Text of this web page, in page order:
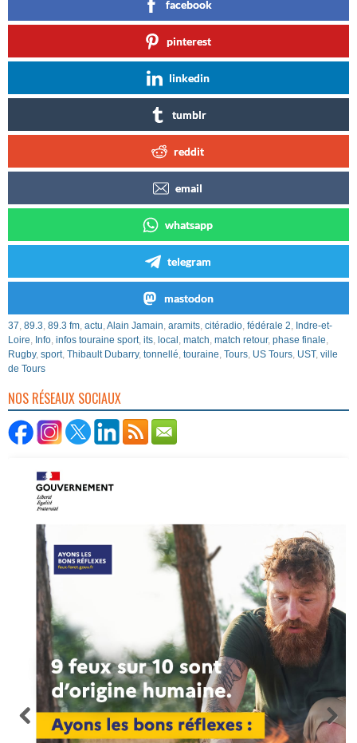
facebook
pinterest
linkedin
tumblr
reddit
email
whatsapp
telegram
mastodon
37, 89.3, 89.3 fm, actu,Alain Jamain, aramits, citéradio, fédérale 2, Indre-et-
Loire, Info, infos touraine sport, its, local , match, match retour, phase finale,
Rugby, sport, Thibault Dubarry, tonnellé, touraine, Tours, US Tours, UST, ville
de Tours
NOS RÉSEAUX SOCIAUX